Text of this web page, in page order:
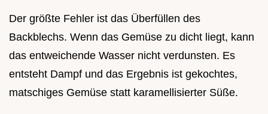
Der größte Fehler ist das Überfüllen des
Backblechs. Wenn das Gemüse zu dicht liegt, kann
das entweichende Wasser nicht verdunsten. Es
entsteht Dampf und das Ergebnis ist gekochtes,
matschiges Gemüse statt karamellisierter Süße.